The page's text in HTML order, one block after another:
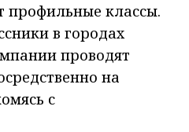
профильные классы.
в городах
проводят
на
с